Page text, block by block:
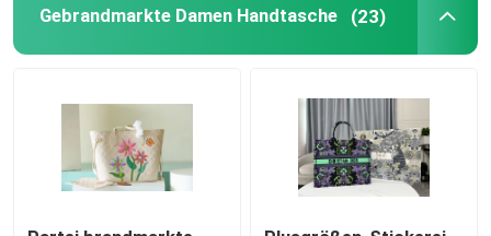
Preloved brannte Tasche ein
Gebrandmarkte Damen Handtasche (23)